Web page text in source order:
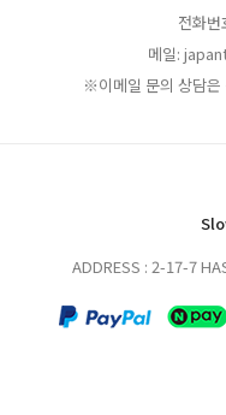
전화
메일:
※이메일 문의 상담은
ADDRESS : 2-17-7